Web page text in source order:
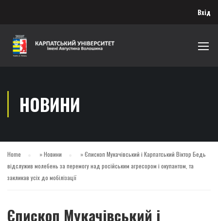
Вхід
НОВИНИ
Home »Новини »Єпископ Мукачівський і Карпатський Віктор Бедь
відслужив молебень за перемогу над російським агресором і окупантом, та
закликав усіх до мобілізації
Єпископ Мукачівський і